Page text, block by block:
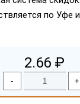
по Уфе
2.66 ₽
- +